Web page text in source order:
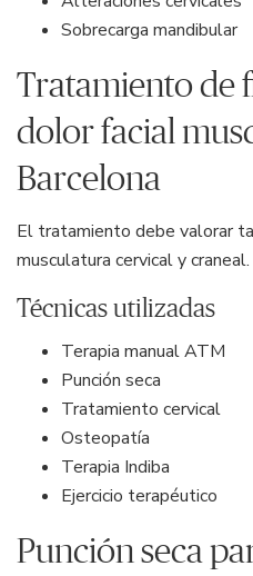
Sobrecarga mandibular
Tratamiento de
dolor facial
Barcelona
El tratamiento debe valorar
musculatura cervical y craneal.
Técnicas utilizadas
Terapia manual ATM
Punción seca
Tratamiento cervical
Osteopatía
Terapia Indiba
Ejercicio terapéutico
Punción seca